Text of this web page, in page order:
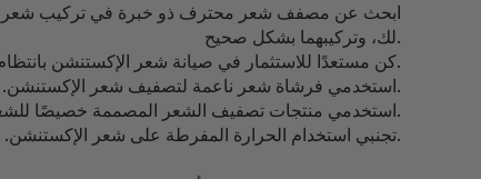
ابحث عن مصفف شعر محترف ذو خبرة في تركيب شعر
لك، وتركيبهما بشكل صحيح.
كن مستعدًا للاستثمار في صيانة شعر الإكستنشن بانتظام، سيتطلب شعر الإكستنشن تصفيفًا منتظمًا وصيانة للحفاظ على مظهره.
استخدمي فرشاة شعر ناعمة لتصفيف شعر الإكستنشن. سيساعد ذلك في منع تلف شعر الإكستنشن.
استخدمي منتجات تصفيف الشعر المصممة خصيصًا للشعر الكيرلي. ستساعد هذه المنتجات في الحفاظ على تجعيد شعرك الطبيعي وشعر الإكستنشن.
تجنبي استخدام الحرارة المفرطة على شعر الإكستنشن. يمكن أن يؤدي ذلك إلى تلف الشعر.